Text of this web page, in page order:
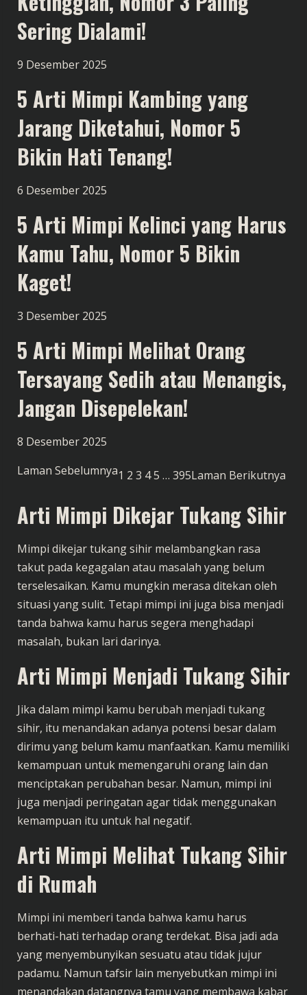
Sering Dialami!
9 Desember 2025
5 Arti Mimpi Kambing yang
Jarang Diketahui, Nomor 5
Bikin Hati Tenang!
6 Desember 2025
5 Arti Mimpi Kelinci yang Harus
Kamu Tahu, Nomor 5 Bikin
Kaget!
3 Desember 2025
5 Arti Mimpi Melihat Orang
Tersayang Sedih atau Menangis,
Jangan Disepelekan!
8 Desember 2025
Laman Sebelumnya1 2 3 45 … 395Laman Berikutnya
Arti Mimpi Dikejar Tukang Sihir
Mimpi dikejar tukang sihir melambangkan rasa
takut pada kegagalan atau masalah yang belum
terselesaikan. Kamu mungkin merasa ditekan oleh
situasi yang sulit. Tetapi mimpi ini juga bisa menjadi
tanda bahwa kamu harus segera menghadapi
masalah, bukan lari darinya.
Arti Mimpi Menjadi Tukang Sihir
Jika dalam mimpi kamu berubah menjadi tukang
sihir, itu menandakan adanya potensi besar dalam
dirimu yang belum kamu manfaatkan. Kamu memiliki
kemampuan untuk memengaruhi orang lain dan
menciptakan perubahan besar. Namun, mimpi ini
juga menjadi peringatan agar tidak menggunakan
kemampuan itu untuk hal negatif.
Arti Mimpi Melihat Tukang Sihir
di Rumah
Mimpi ini memberi tanda bahwa kamu harus
berhati-hati terhadap orang terdekat. Bisa jadi ada
yang menyembunyikan sesuatu atau tidak jujur
padamu. Namun tafsir lain menyebutkan mimpi ini
menandakan datangnya tamu yang membawa kabar